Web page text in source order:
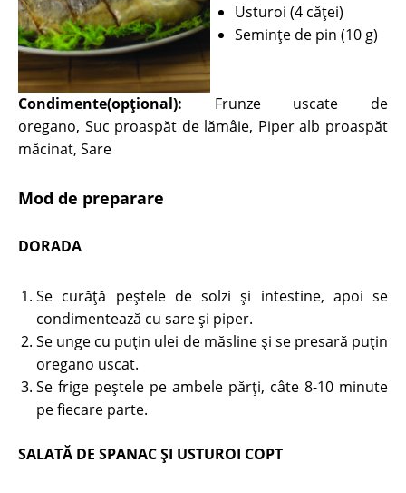
Usturoi (4 căţei)
Seminţe de pin (10 g)
Condimente(opțional): Frunze uscate de
oregano, Suc proaspăt de lămâie, Piper alb proaspăt
măcinat, Sare
Mod de preparare
DORADA
Se curăţă peştele de solzi şi intestine, apoi se
condimentează cu sare şi piper.
Se unge cu puţin ulei de măsline şi se presară puţin
oregano uscat.
Se frige peştele pe ambele părţi, câte 8-10 minute
pe fiecare parte.
SALATĂ DE SPANAC ȘI USTUROI COPT